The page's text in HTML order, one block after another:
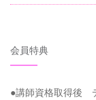
会員特典
●講師資格取得後